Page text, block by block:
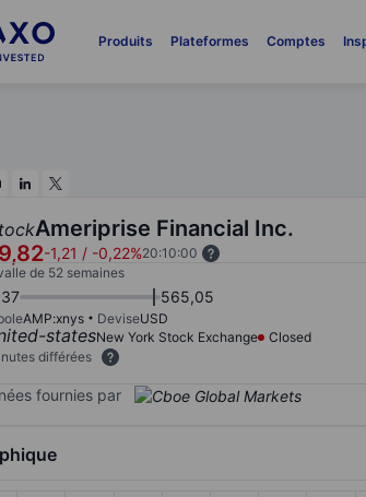
Produits Plateformes Comptes
Ameriprise Financial Inc.
-1,21 / -0,22%20:10:00
de 52 semaines
565,05
AMP:xnys DeviseUSD
New York Stock Exchange
Closed
différées
fournies par